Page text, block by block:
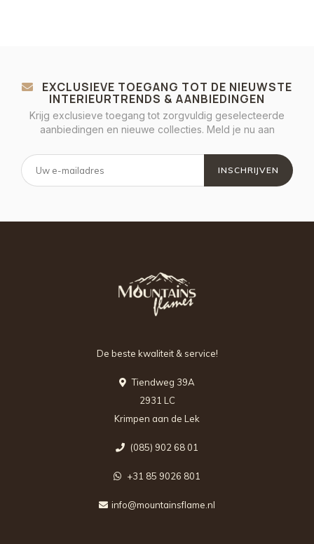
EXCLUSIEVE TOEGANG TOT DE NIEUWSTE
INTERIEURTRENDS & AANBIEDINGEN
Krijg exclusieve toegang tot zorgvuldig geselecteerde
aanbiedingen en nieuwe collecties. Meld je nu aan
INSCHRIJVEN
De beste kwaliteit & service!
Tiendweg 39A
2931 LC
Krimpen aan de Lek
(085) 902 68 01
+31 85 9026 801
info@mountainsflame.nl